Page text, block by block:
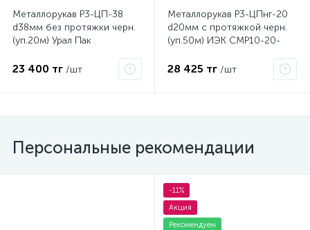
Металлорукав Р3-ЦП-38
d38мм без протяжки черн.
(уп.20м) Урал Пак
23 400 тг /шт
Металлорукав Р3-ЦПнг-20
d20мм с протяжкой черн.
(уп.50м) ИЭК CMP10-20-
28 425 тг /шт
Персональные рекомендации
-11%
Акция
Рекомендуем